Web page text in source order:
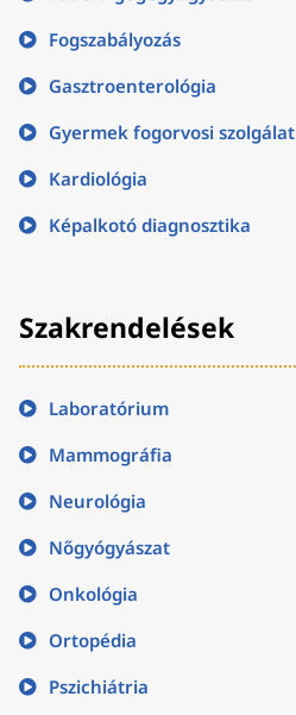
Fogszabályozás
Gasztroenterológia
Gyermek fogorvosi szolgálat
Kardiológia
Képalkotó diagnosztika
Szakrendelések
Laboratórium
Mammográfia
Neurológia
Nőgyógyászat
Onkológia
Ortopédia
Pszichiátria